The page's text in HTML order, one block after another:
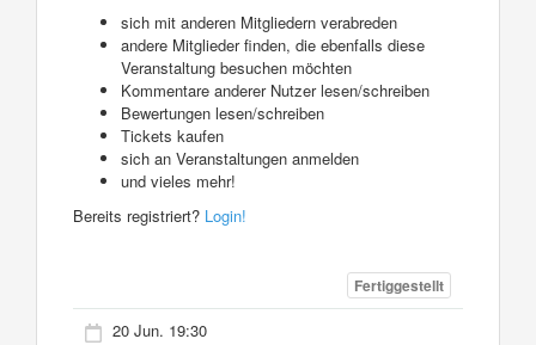
sich mit anderen Mitgliedern verabreden
andere Mitglieder finden, die ebenfalls diese
Veranstaltung besuchen möchten
Kommentare anderer Nutzer lesen/schreiben
Bewertungen lesen/schreiben
Tickets kaufen
sich an Veranstaltungen anmelden
und vieles mehr!
Bereits registriert? Login!
Fertiggestellt
20 Jun. 19:30